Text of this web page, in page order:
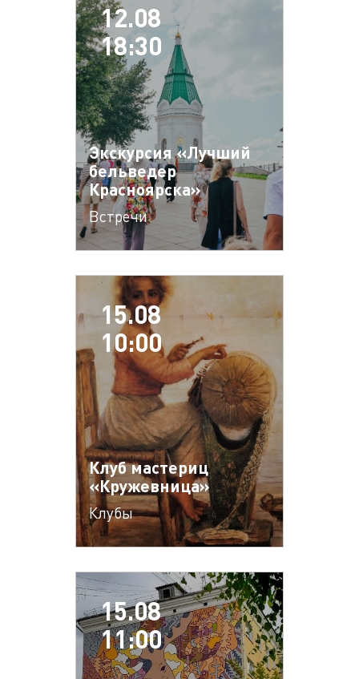
12.08
18:30
Экскурсия «Лучший
бельведер
Красноярска»
Встречи
15.08
10:00
Клуб мастериц
«Кружевница»
Клубы
15.08
11:00